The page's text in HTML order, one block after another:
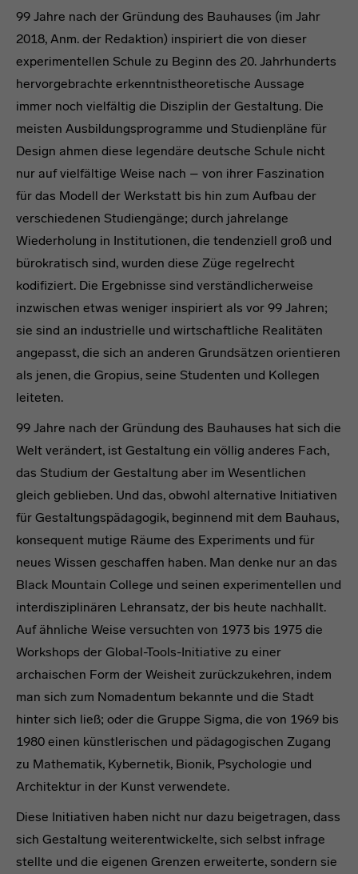
99 Jahre nach der Gründung des Bauhauses (im Jahr
2018, Anm. der Redaktion) inspiriert die von dieser
experimentellen Schule zu Beginn des 20. Jahrhunderts
hervorgebrachte erkenntnistheoretische Aussage
immer noch vielfältig die Disziplin der Gestaltung. Die
meisten Ausbildungsprogramme und Studienpläne für
Design ahmen diese legendäre deutsche Schule nicht
nur auf vielfältige Weise nach – von ihrer Faszination
für das Modell der Werkstatt bis hin zum Aufbau der
verschiedenen Studiengänge; durch jahrelange
Wiederholung in Institutionen, die tendenziell groß und
bürokratisch sind, wurden diese Züge regelrecht
kodifiziert. Die Ergebnisse sind verständlicherweise
inzwischen etwas weniger inspiriert als vor 99 Jahren;
sie sind an industrielle und wirtschaftliche Realitäten
angepasst, die sich an anderen Grundsätzen orientieren
als jenen, die Gropius, seine Studenten und Kollegen
leiteten.
99 Jahre nach der Gründung des Bauhauses hat sich die
Welt verändert, ist Gestaltung ein völlig anderes Fach,
das Studium der Gestaltung aber im Wesentlichen
gleich geblieben. Und das, obwohl alternative Initiativen
für Gestaltungspädagogik, beginnend mit dem Bauhaus,
konsequent mutige Räume des Experiments und für
neues Wissen geschaffen haben. Man denke nur an das
Black Mountain College und seinen experimentellen und
interdisziplinären Lehransatz, der bis heute nachhallt.
Auf ähnliche Weise versuchten von 1973 bis 1975 die
Workshops der Global-Tools-Initiative zu einer
archaischen Form der Weisheit zurückzukehren, indem
man sich zum Nomadentum bekannte und die Stadt
hinter sich ließ; oder die Gruppe Sigma, die von 1969 bis
1980 einen künstlerischen und pädagogischen Zugang
zu Mathematik, Kybernetik, Bionik, Psychologie und
Architektur in der Kunst verwendete.
Diese Initiativen haben nicht nur dazu beigetragen, dass
sich Gestaltung weiterentwickelte, sich selbst infrage
stellte und die eigenen Grenzen erweiterte, sondern sie